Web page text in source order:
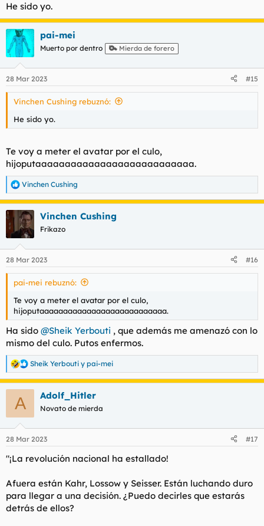
:
He sido yo.
pai-mei
Muerto por dentro Mierda de forero
28 Mar 2023 #15
Vinchen Cushing rebuznó:
He sido yo.
Te voy a meter el avatar por el culo,
hijoputaaaaaaaaaaaaaaaaaaaaaaaaaaa.
R
e
a
c
c
i
e
s
Vinchen Cushing
Vinchen Cushing
Frikazo
28 Mar 2023 #16
pai-mei rebuznó:
Te voy a meter el avatar por el culo,
hijoputaaaaaaaaaaaaaaaaaaaaaaaaaaa.
Ha sido @Sheik Yerbouti , que además me amenazó con lo
mismo del culo. Putos enfermos.
R
e
a
e
:
Sheik Yerbouti y pai-mei
A Adolf_Hitler
Novato de mierda
28 Mar 2023 #17
"¡La revolución nacional ha estallado!
Afuera están Kahr, Lossow y Seisser. Están luchando duro
para llegar a una decisión. ¿Puedo decirles que estarás
detrás de ellos?